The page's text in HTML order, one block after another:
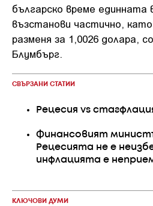
българско време единната
възстанови частично,
разменя за 1,0026 долара,
Блумбърг.
СВЪРЗАНИ СТАТИИ
Рецесия vs
Финансовият
Рецесията не е
инфлацията е
КЛЮЧОВИ ДУМИ